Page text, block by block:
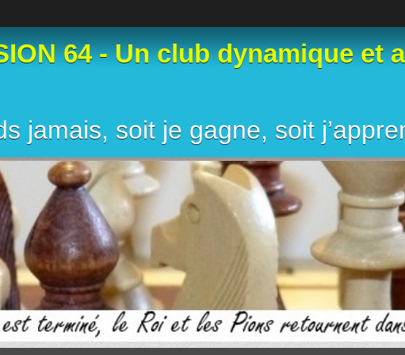
64 - Un club dynamique et
jamais, soit je gagne, soit